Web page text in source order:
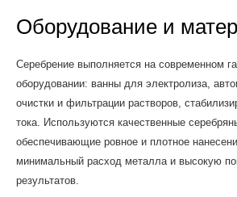
Оборудование и
Серебрение выполняется на современном
оборудовании: ванны для электролиза,
очистки и фильтрации растворов,
тока. Используются качественные
обеспечивающие ровное и плотное
минимальный расход металла и высокую
результатов.